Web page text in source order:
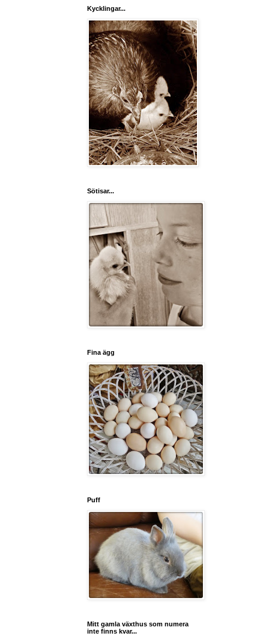
Kycklingar...
Sötisar...
Fina ägg
Puff
Mitt gamla växthus som numera
inte finns kvar...